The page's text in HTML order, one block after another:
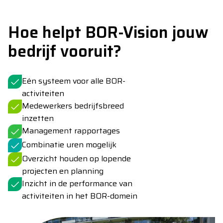
Hoe helpt BOR-Vision jouw
bedrijf vooruit?
Eén systeem voor alle BOR-
activiteiten
Medewerkers bedrijfsbreed
inzetten
Management rapportages
Combinatie uren mogelijk
Overzicht houden op lopende
projecten en planning
Inzicht in de performance van
activiteiten in het BOR-domein